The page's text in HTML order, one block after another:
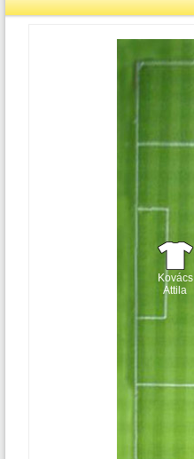
Kovács
Attila